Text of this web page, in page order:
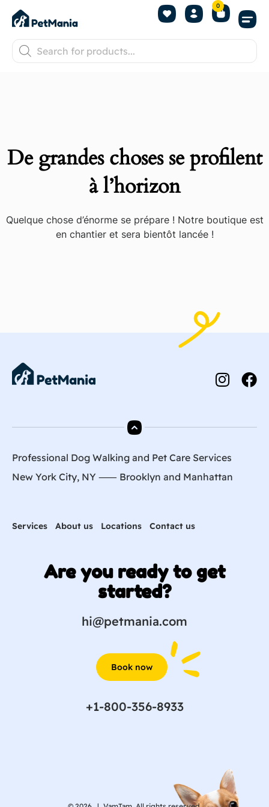
0
De grandes choses se profilent
à l’horizon
Quelque chose d’énorme se prépare ! Notre boutique est
en chantier et sera bientôt lancée !
Professional Dog Walking and Pet Care Services
New York City, NY ⸺ Brooklyn and Manhattan
Services About us Locations Contact us
Are you ready to get
started?
hi@petmania.com
Book now
+1-800-356-8933